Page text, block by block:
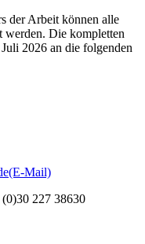
der Arbeit können alle
werden. Die kompletten
2026 an die folgenden
(E-Mail)
227 38630